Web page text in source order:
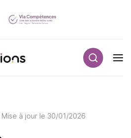
Navigation principale
Mise à jour le 30/01/2026